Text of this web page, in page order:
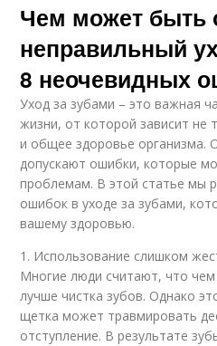
Чем может быть
неправильный
8 неочевидных
Уход за зубами – это важная
жизни, от которой зависит не
и общее здоровье организма.
допускают ошибки, которые
проблемам. В этой статье мы
ошибок в уходе за зубами,
вашему здоровью.
1. Использование слишком
Многие люди считают, что
лучше чистка зубов. Однако
щетка может травмировать
отступление. В результате